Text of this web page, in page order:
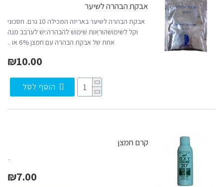
אבקת הבהרה לשיער
אבקת הבהרה לשיער באריזה המכילה 10 גרם. חסכוני
וקל לשימושהוראות שימוש להבהרה:יש לערבב מנה
אחת של אבקת הבהרה עם חמצן 6% או ..
₪10.00
הוסף לסל
קרם חמצן
..
₪7.00